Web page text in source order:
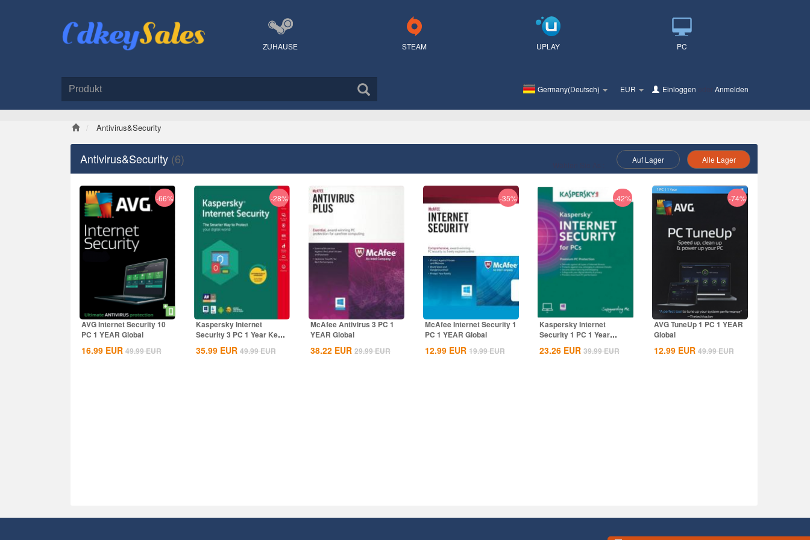
ZUHAUSE STEAM UPLAY PC
Germany(Deutsch) EUR Einloggen Anmelden
Antivirus&Security
Antivirus&Security (6) Auf Lager Alle Lager
-66%
AVG Internet Security 10
PC 1 YEAR Global
16.99 EUR 49.99EUR
-28%
Kaspersky Internet
Security 3 PC 1 Year Key
35.99 EUR 49.99EUR
McAfee Antivirus 3 PC 1
YEAR Global
38.22 EUR 29.99EUR
-35%
McAfee Internet Security 1
PC 1 YEAR Global
12.99 EUR 19.99EUR
-42%
Kaspersky Internet
Security 1 PC 1 Year
Global Key
23.26 EUR 39.99EUR
-74%
AVG TuneUp 1 PC 1 YEAR
Global
12.99 EUR 49.99EUR